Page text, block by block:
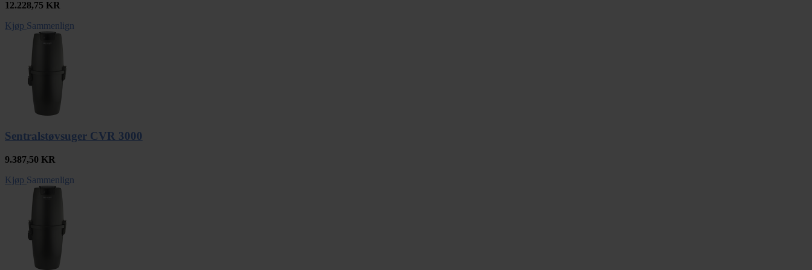
12.228,75 KR
Kjøp Sammenlign
Sentralstøvsuger CVR 3000
9.387,50 KR
Kjøp Sammenlign